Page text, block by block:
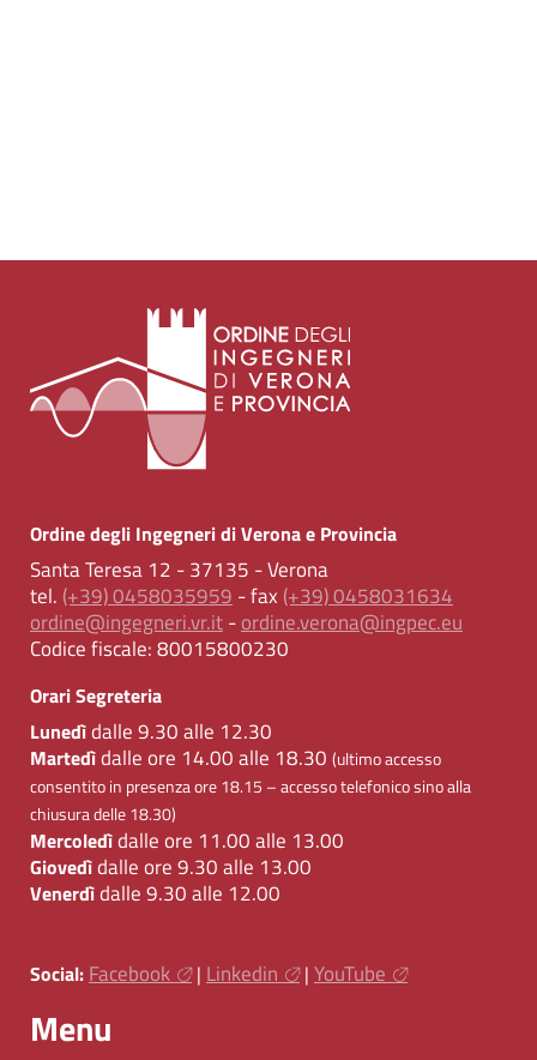
Ordine degli Ingegneri di Verona e Provincia
Santa Teresa 12 - 37135 - Verona
tel. (+39) 0458035959 - fax (+39) 0458031634
ordine@ingegneri.vr.it-ordine.verona@ingpec.eu
Codice fiscale:80015800230
Orari Segreteria
Lunedìdalle 9.30 alle 12.30
Martedìdalle ore 14.00 alle 18.30 (ultimo accesso
consentito in presenza ore 18.15 – accesso telefonico sino alla
chiusura delle 18.30)
Mercoledìdalle ore 11.00 alle 13.00
Giovedìdalle ore 9.30 alle 13.00
Venerdìdalle 9.30 alle 12.00
Social: Facebook | Linkedin | YouTube
Menu